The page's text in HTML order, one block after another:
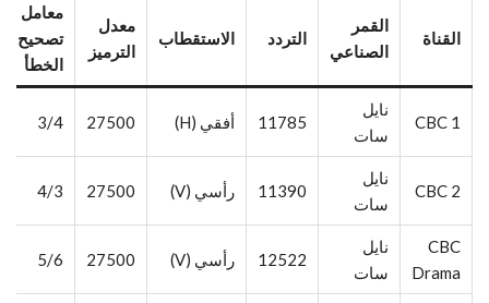
القناة
القمر
الصناعي
التردد الاستقطاب
معدل
الترميز
معامل
تصحيح
الخطأ
CBC 1
نايل
سات
11785 أفقي (H) 27500
3/4
CBC 2
نايل
سات
11390 رأسي (V) 27500
4/3
CBC
Drama
نايل
سات
12522 رأسي (V) 27500
5/6